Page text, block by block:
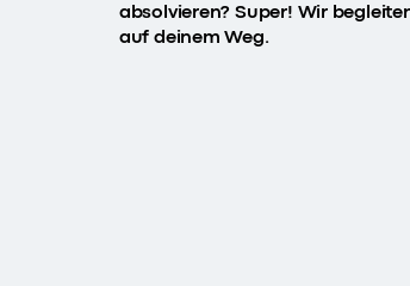
absolvieren? Super! Wir
auf deinem Weg.